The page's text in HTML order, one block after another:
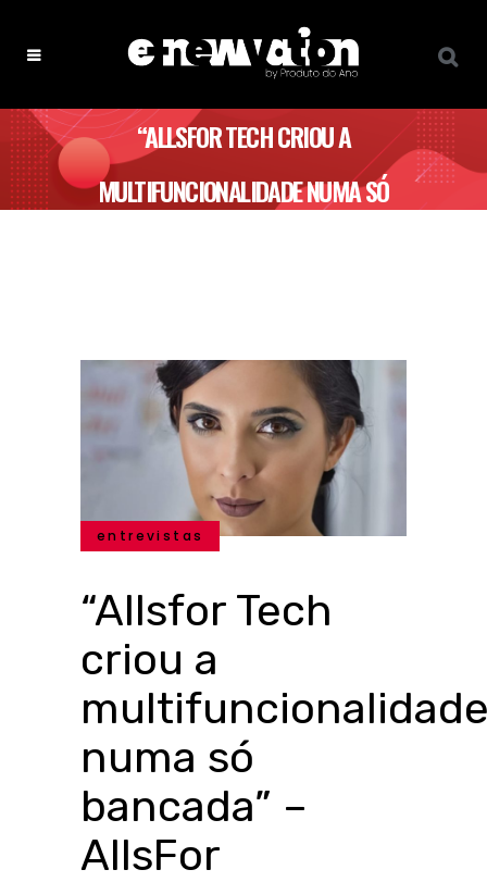
“ALLSFOR TECH CRIOU A
MULTIFUNCIONALIDADE NUMA SÓ
entrevistas
“Allsfor Tech
criou a
numa só
bancada” –
AllsFor